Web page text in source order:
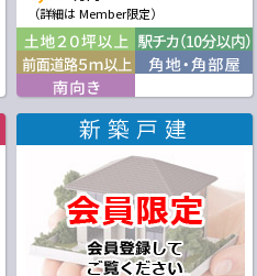
（詳細は Member限定）